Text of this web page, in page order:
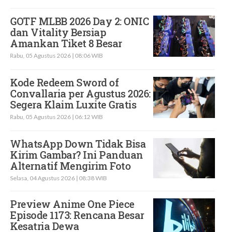
GOTF MLBB 2026 Day 2: ONIC
dan Vitality Bersiap
Amankan Tiket 8 Besar
Rabu, 05 Agustus 2026 | 08:06 WIB
Kode Redeem Sword of
Convallaria per Agustus 2026:
Segera Klaim Luxite Gratis
Rabu, 05 Agustus 2026 | 06:12 WIB
WhatsApp Down Tidak Bisa
Kirim Gambar? Ini Panduan
Alternatif Mengirim Foto
Selasa, 04 Agustus 2026 | 08:38 WIB
Preview Anime One Piece
Episode 1173: Rencana Besar
Kesatria Dewa